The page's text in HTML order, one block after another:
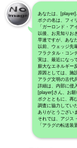
あなたは、[player]
ボクの名は、フ
「ガーロンド・ア
以後、お見知りお
早速ですが、あな
以前、ウェッジ先
フラクタル・コン
実は、最近になっ
膨大なエネルギー
原因としては、施
アラグ文明の古代
詳細は、内部に侵
[player]さん、お願
ボクとともに、再
調査に協力してい
ありがとうござい
それでは、アジス
「アラグの転送装